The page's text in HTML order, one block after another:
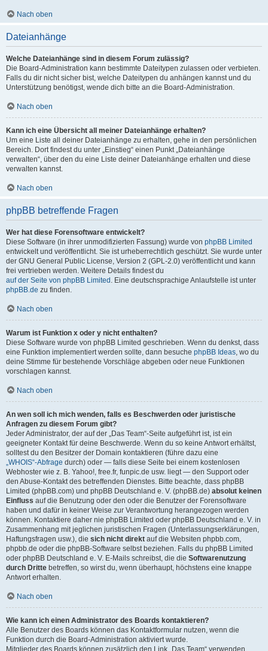
Nach oben
Dateianhänge
Welche Dateianhänge sind in diesem Forum zulässig?
Die Board-Administration kann bestimmte Dateitypen zulassen oder verbieten.
Falls du dir nicht sicher bist, welche Dateitypen du anhängen kannst und du
Unterstützung benötigst, wende dich bitte an die Board-Administration.
Nach oben
Kann ich eine Übersicht all meiner Dateianhänge erhalten?
Um eine Liste all deiner Dateianhänge zu erhalten, gehe in den persönlichen
Bereich. Dort findest du unter „Einstieg“ einen Punkt „Dateianhänge
verwalten“, über den du eine Liste deiner Dateianhänge erhalten und diese
verwalten kannst.
Nach oben
phpBB betreffende Fragen
Wer hat diese Forensoftware entwickelt?
Diese Software (in ihrer unmodifizierten Fassung) wurde von phpBB Limited
entwickelt und veröffentlicht. Sie ist urheberrechtlich geschützt. Sie wurde unter
der GNU General Public License, Version 2 (GPL-2.0) veröffentlicht und kann
frei vertrieben werden. Weitere Details findest du
auf der Seite von phpBB Limited . Eine deutschsprachige Anlaufstelle ist unter
phpBB.de zu finden.
Nach oben
Warum ist Funktion x oder y nicht enthalten?
Diese Software wurde von phpBB Limited geschrieben. Wenn du denkst, dass
eine Funktion implementiert werden sollte, dann besuche phpBB Ideas, wo du
deine Stimme für bestehende Vorschläge abgeben oder neue Funktionen
vorschlagen kannst.
Nach oben
An wen soll ich mich wenden, falls es Beschwerden oder juristische
Anfragen zu diesem Forum gibt?
Jeder Administrator, der auf der „Das Team“-Seite aufgeführt ist, ist ein
geeigneter Kontakt für deine Beschwerde. Wenn du so keine Antwort erhältst,
solltest du den Besitzer der Domain kontaktieren (führe dazu eine
„WHOIS“-Abfrage durch) oder — falls diese Seite bei einem kostenlosen
Webhoster wie z. B. Yahoo!, free.fr, funpic.de usw. liegt — den Support oder
den Abuse-Kontakt des betreffenden Dienstes. Bitte beachte, dass phpBB
Limited (phpBB.com) und phpBB Deutschland e. V. (phpBB.de) absolut keinen
Einfluss auf die Benutzung oder den oder die Benutzer der Forensoftware
haben und dafür in keiner Weise zur Verantwortung herangezogen werden
können. Kontaktiere daher nie phpBB Limited oder phpBB Deutschland e. V. in
Zusammenhang mit jeglichen juristischen Fragen (Unterlassungserklärungen,
Haftungsfragen usw.), die sich nicht direkt auf die Websiten phpbb.com,
phpbb.de oder die phpBB-Software selbst beziehen. Falls du phpBB Limited
oder phpBB Deutschland e. V. E-Mails schreibst, die die Softwarenutzung
durch Dritte betreffen, so wirst du, wenn überhaupt, höchstens eine knappe
Antwort erhalten.
Nach oben
Wie kann ich einen Administrator des Boards kontaktieren?
Alle Benutzer des Boards können das Kontaktformular nutzen, wenn die
Funktion durch die Board-Administration aktiviert wurde.
Mitglieder des Boards können zusätzlich den Link „Das Team“ verwenden.